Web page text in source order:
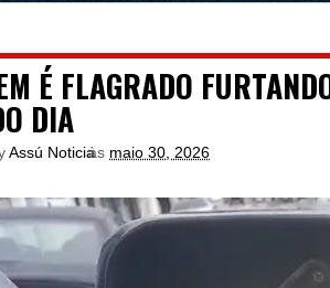
É FLAGRADO
DIA
Assú Noticia
às maio 30, 2026